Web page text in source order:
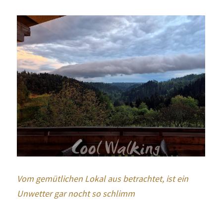
Vom gemütlichen Lokal aus betrachtet, ist ein
Unwetter gar nocht so schlimm